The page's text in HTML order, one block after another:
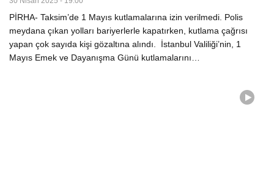
PİRHA- Taksim’de 1 Mayıs kutlamalarına izin verilmedi. Polis
meydana çıkan yolları bariyerlerle kapatırken, kutlama çağrısı
yapan çok sayıda kişi gözaltına alındı. İstanbul Valiliği’nin, 1
Mayıs Emek ve Dayanışma Günü kutlamalarını…